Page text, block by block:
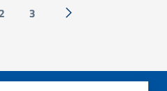
2 3 Successiva »